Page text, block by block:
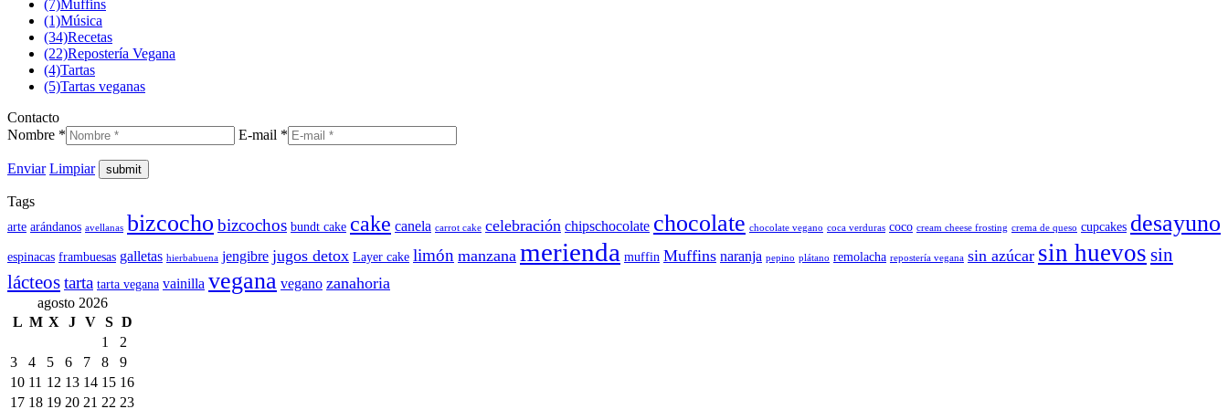
(7)Muffins
(1)Música
(34)Recetas
(22)Repostería Vegana
(4)Tartas
(5)Tartas veganas
Contacto
Nombre *
E-mail *
Enviar Limpiar
Tags
arte arándanos avellanas bizcocho bizcochos bundt cake cake canela carrot cake celebración chipschocolate chocolate chocolate vegano coca verduras coco cream cheese frosting crema de queso cupcakes desayuno
espinacas frambuesas galletas hierbabuena jengibre jugos detox Layer cake limón manzana merienda muffin Muffins naranja pepino plátano remolacha repostería vegana sin azúcar sin huevos sin
lácteostarta tarta vegana vainilla vegana vegano zanahoria
agosto 2026
L M X J V S D
1
2
3
4 5 6 7 8
9
10 11 12 13 14 15 16
17 18 19 20 21 22 23